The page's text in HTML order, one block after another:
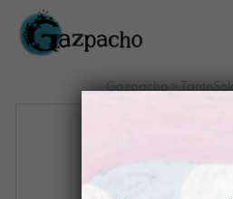
Salta
contenuto
Gazpacho>